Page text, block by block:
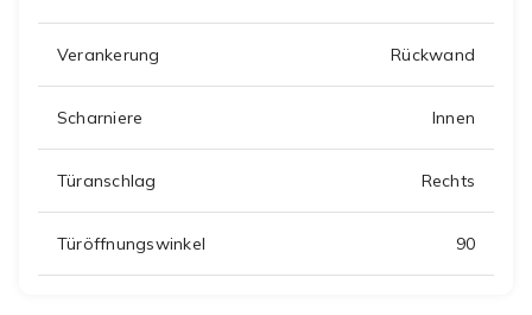
Verankerung Rückwand
Scharniere Innen
Türanschlag Rechts
Türöffnungswinkel 90